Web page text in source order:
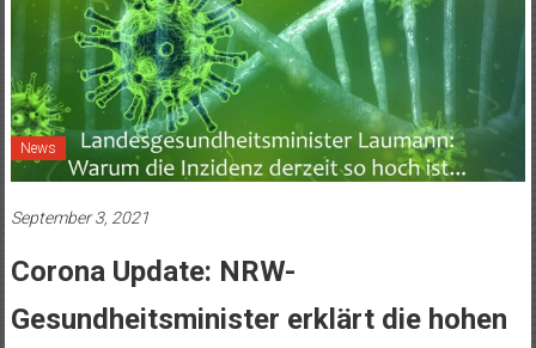
News
September 3, 2021
Corona Update: NRW-
Gesundheitsminister erklärt die hohen